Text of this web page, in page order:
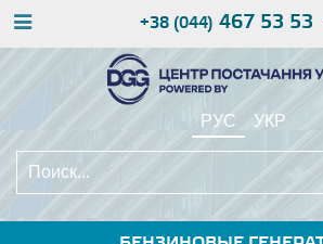
+38 (044) 467 53 53
РУС УКР